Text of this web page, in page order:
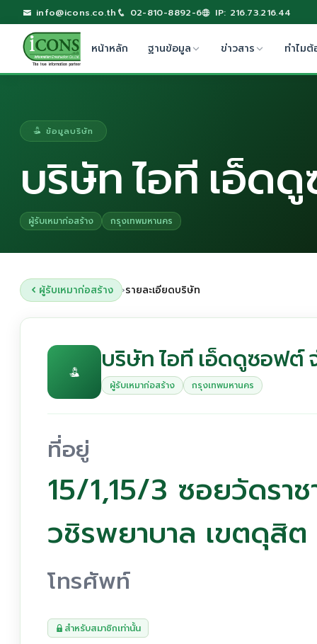
info@icons.co.th 02-810-8892-6 IP: 216.73.216.44
หน้าหลัก ฐานข้อมูล ข่าวสาร ทำไมต้
ข้อมูลบริษัท
บริษัท ไอที เอ็ด
ผู้รับเหมาก่อสร้าง กรุงเทพมหานคร
ผู้รับเหมาก่อสร้าง ›รายละเอียดบริษัท
บริษัท ไอที เอ็ดดูซอฟต์
ผู้รับเหมาก่อสร้าง กรุงเทพมหานคร
ที่อยู่
15/1,15/3 ซอยวัดรา
วชิรพยาบาล เขตดุสิ
โทรศัพท์
สำหรับสมาชิกเท่านั้น